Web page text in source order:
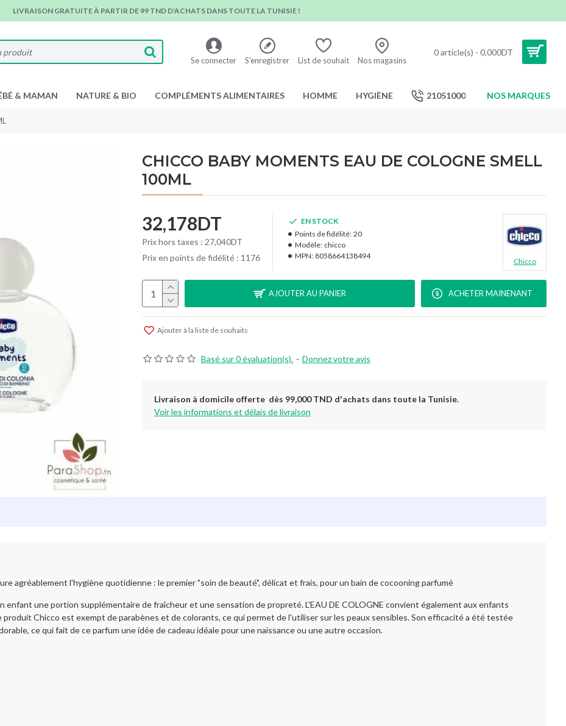
LIVRAISON GRATUITE À PARTIR DE 99 TND D'ACHATS DANS TOUTE LA TUNISIE !
Se connecter S'enregistrer List de souhait Nos magasins
0 article(s) - 0,000DT
& MAMAN NATURE & BIO COMPLÉMENTS ALIMENTAIRES HOMME HYGIÈNE 21051000 NOS MARQUES
CHICCO BABY MOMENTS EAU DE COLOGNE SMELL
100ML
Basé sur 0 évaluation(s). - Donnez votre avis
32,178DT
Prix hors taxes : 27,040DT
Prix en points de fidélité : 1176
EN STOCK
Points de fidélité: 20
Modèle: chicco
MPN: 8058664138494
Chicco
AJOUTER AU PANIER ACHETER MAINENANT
Ajouter à la liste de souhaits
Livraison à domicile offerte dès 99,000 TND d'achats dans toute la Tunisie.
Voir les informations et délais de livraison
agréablement l'hygiène quotidienne : le premier "soin de beauté", délicat et frais, pour un bain de cocooning parfumé
enfant une portion supplémentaire de fraîcheur et une sensation de propreté. L'EAU DE COLOGNE convient également aux enfants
Chicco est exempt de parabènes et de colorants, ce qui permet de l'utiliser sur les peaux sensibles. Son efficacité a été testée
ce qui fait de ce parfum une idée de cadeau idéale pour une naissance ou une autre occasion.